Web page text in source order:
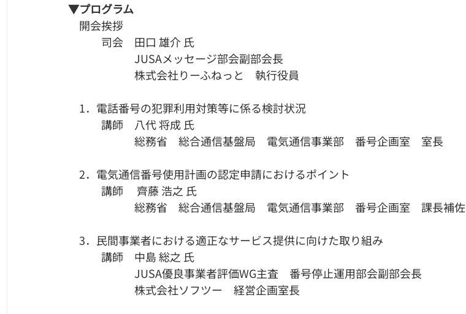
​▼プログラム
開会挨拶
司会　田口 雄介 氏
JUSAメッセージ部会副部会長
株式会社りーふねっと　執行役員
​​​　1．電話番号の犯罪利用対策等に係る検討状況
講師　八代 将成 氏
総務省　総合通信基盤局　電気通信事業部　番号企画室　室長
​​　2．電気通信番号使用計画の認定申請におけるポイント
講師　 齊藤 浩之 氏
総務省　総合通信基盤局　電気通信事業部　番号企画室　課長補佐
​​　3．民間事業者における適正なサービス提供に向けた取り組み
講師　中島 総之 氏
JUSA優良事業者評価WG主査　番号停止運用部会副部会長
株式会社ソフツー　経営企画室長